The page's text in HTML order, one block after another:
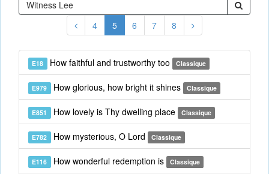
4 5 6 7 8
E18 How faithful and trustworthy too Classique
E979 How glorious, how bright it shines Classique
E851 How lovely is Thy dwelling place Classique
E782 How mysterious, O Lord Classique
E116 How wonderful redemption is Classique